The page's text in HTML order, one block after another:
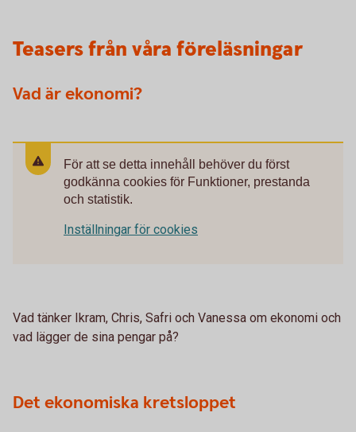
Teasers från våra föreläsningar
Vad är ekonomi?
För att se detta innehåll behöver du först
godkänna cookies för Funktioner, prestanda
och statistik.
Inställningar för cookies
Vad tänker Ikram, Chris, Safri och Vanessa om ekonomi och
vad lägger de sina pengar på?
Det ekonomiska kretsloppet